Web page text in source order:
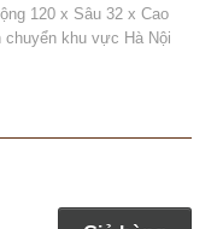
120 x Sâu 32 x Cao
chuyển khu vực Hà Nội